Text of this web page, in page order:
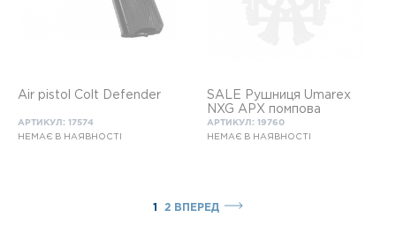
Air pistol Сolt Defender
АРТИКУЛ: 17574
НЕМАЄ В НАЯВНОСТІ
SALE Рушниця Umarex
NXG APX помпова
АРТИКУЛ: 19760
НЕМАЄ В НАЯВНОСТІ
1 2 ВПЕРЕД